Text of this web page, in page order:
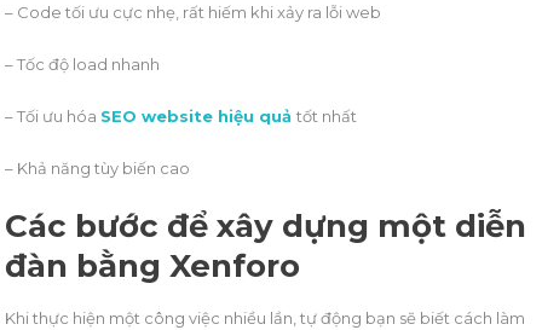
– Code tối ưu cực nhẹ, rất hiếm khi xảy ra lỗi web
– Tốc độ load nhanh
– Tối ưu hóa SEO website hiệu quả tốt nhất
– Khả năng tùy biến cao
Các bước để xây dựng một diễn
đàn bằng Xenforo
Khi thực hiện một công việc nhiều lần, tự động bạn sẽ biết cách làm